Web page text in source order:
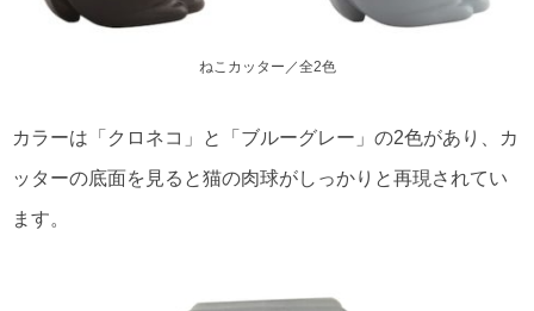
ねこカッター／全2色
カラーは「クロネコ」と「ブルーグレー」の2色があり、カ
ッターの底面を見ると猫の肉球がしっかりと再現されてい
ます。